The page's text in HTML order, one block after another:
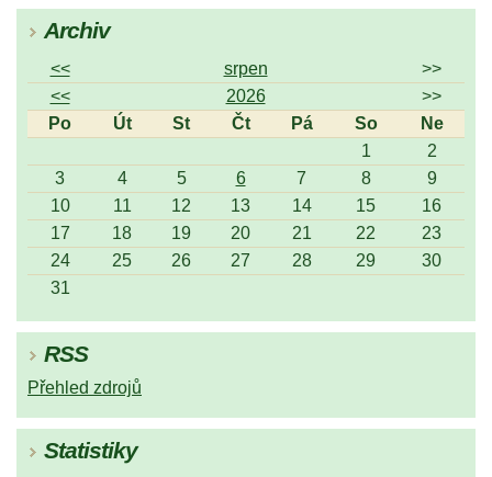
Archiv
<< srpen
>>
<<
2026
>>
Po
Út St Čt Pá So
Ne
1
2
3
4 5 6 7 8
9
10
11 12 13 14 15
16
17
18 19 20 21 22
23
24
25 26 27 28 29
30
31
RSS
Přehled zdrojů
Statistiky